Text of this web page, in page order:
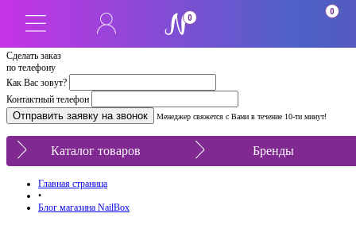
Сделать заказ
по телефону
Как Вас зовут?
Контактный телефон
Менеджер свяжется с Вами в течение 10-ти минут!
0
0
Каталог товаров Бренды
Главная страница
•
Блог магазина NailBox